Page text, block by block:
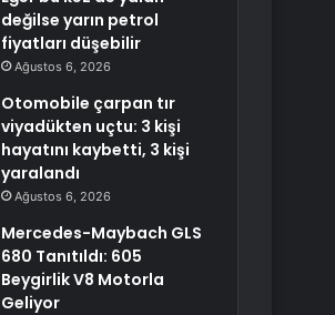
değilse yarın petrol
fiyatları düşebilir
Ağustos 6, 2026
Otomobile çarpan tır
viyadükten uçtu: 3 kişi
hayatını kaybetti, 3 kişi
yaralandı
Ağustos 6, 2026
Mercedes-Maybach GLS
680 Tanıtıldı: 605
Beygirlik V8 Motorla
Geliyor